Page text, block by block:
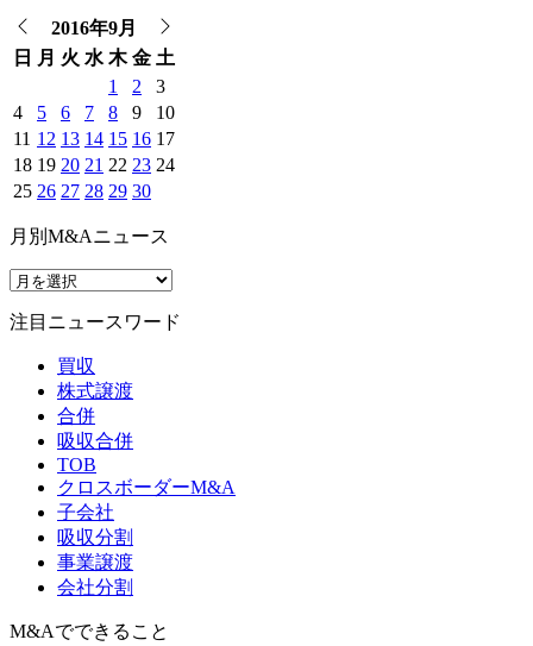
2016年9月
日
月 火 水 木 金 土
1
2
3
4
5 6 7 8 9
10
11 12 13 14 15 16 17
18 19 20 21 22 23 24
25 26 27 28 29 30
月別M&Aニュース
注目ニュースワード
買収
株式譲渡
合併
吸収合併
TOB
クロスボーダーM&A
子会社
吸収分割
事業譲渡
会社分割
M&Aでできること